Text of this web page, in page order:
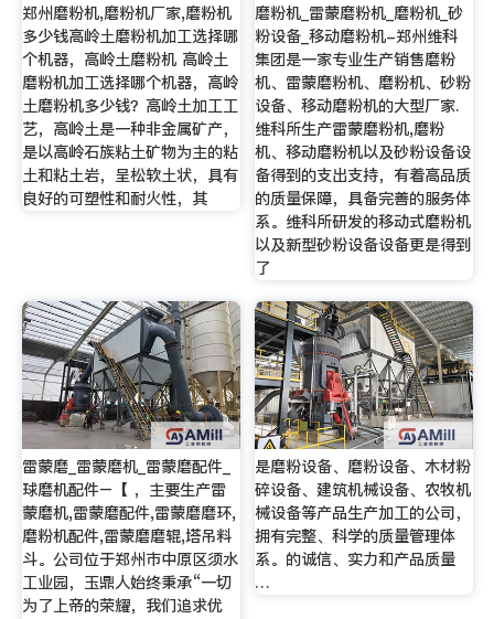
郑州磨粉机,磨粉机厂家,磨粉机
多少钱高岭土磨粉机加工选择哪
个机器，高岭土磨粉机 高岭土
磨粉机加工选择哪个机器，高岭
土磨粉机多少钱？高岭土加工工
艺，高岭土是一种非金属矿产，
是以高岭石族粘土矿物为主的粘
土和粘土岩，呈松软土状，具有
良好的可塑性和耐火性，其
磨粉机_雷蒙磨粉机_磨粉机_砂
粉设备_移动磨粉机-郑州维科
集团是一家专业生产销售磨粉
机、雷蒙磨粉机、磨粉机、砂粉
设备、移动磨粉机的大型厂家.
维科所生产雷蒙磨粉机,磨粉
机、移动磨粉机以及砂粉设备设
备得到的支出支持，有着高品质
的质量保障，具备完善的服务体
系。维科所研发的移动式磨粉机
以及新型砂粉设备设备更是得到
了
雷蒙磨_雷蒙磨机_雷蒙磨配件_
球磨机配件–【 ，主要生产雷
蒙磨机,雷蒙磨配件,雷蒙磨磨环,
磨粉机配件,雷蒙磨磨辊,塔吊料
斗。公司位于郑州市中原区须水
工业园，玉鼎人始终秉承“一切
为了上帝的荣耀，我们追求优
是磨粉设备、磨粉设备、木材粉
碎设备、建筑机械设备、农牧机
械设备等产品生产加工的公司，
拥有完整、科学的质量管理体
系。的诚信、实力和产品质量
…